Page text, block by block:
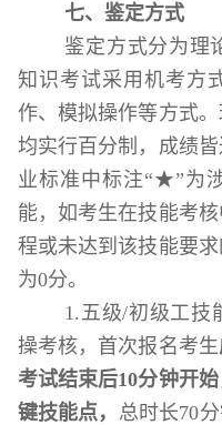
七、鉴定方式
鉴定方式分为理
知识考试采用机考方
作、模拟操作等方式
均实行百分制，成绩
业标准中标注“★”为
能，如考生在技能考核
程或未达到该技能要
为0分。
1. 五级/初级工技
操考核， 首次报名考生
考试结束后10分钟开始
键技能点， 总时长70